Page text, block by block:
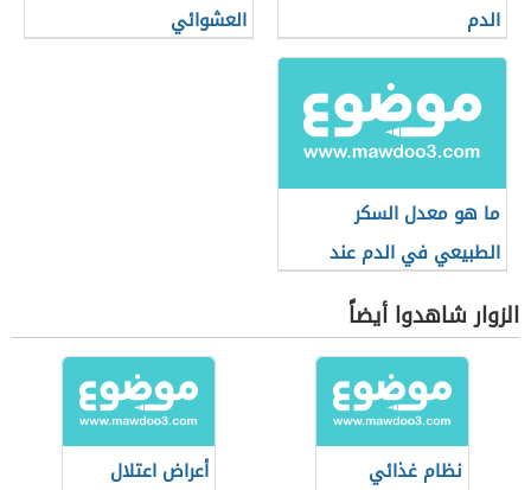
الدم
العشوائي
ما هو معدل السكر
الطبيعي في الدم عند
الزوار شاهدوا أيضاً
نظام غذائي
أعراض اعتلال